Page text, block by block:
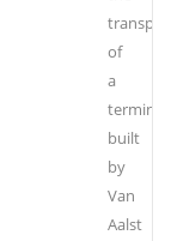
of
a
terminal
built
by
Van
Aalst